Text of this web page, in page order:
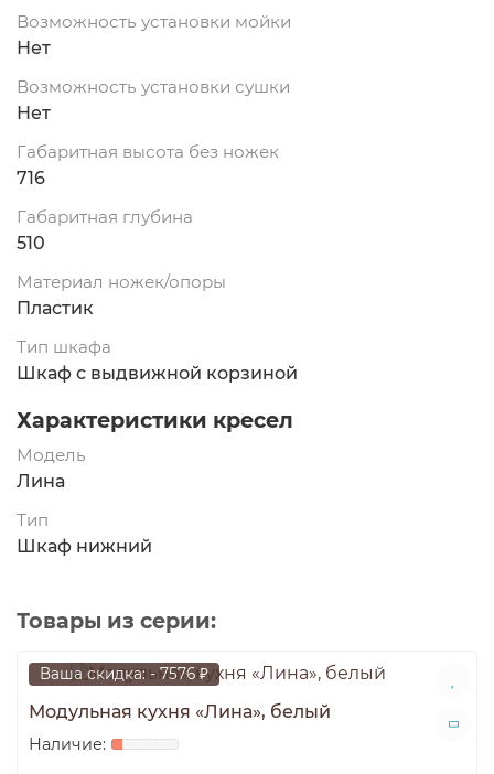
Возможность установки мойки
Нет
Возможность установки сушки
Нет
Габаритная высота без ножек
716
Габаритная глубина
510
Материал ножек/опоры
Пластик
Тип шкафа
Шкаф с выдвижной корзиной
Характеристики кресел
Модель
Лина
Тип
Шкаф нижний
Товары из серии:
Ваша скидка: - 7576 ₽
Модульная кухня «Лина», белый